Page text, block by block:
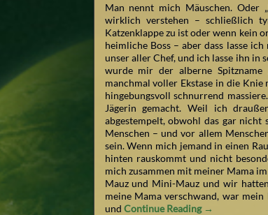
Man nennt mich Mäuschen. Oder
wirklich verstehen – schließlich
Katzenklappe zu ist oder wenn kein
heimliche Boss – aber dass lasse
unser aller Chef, und ich lasse ihn in
wurde mir der alberne Spitzname
manchmal voller Ekstase in die
hingebungsvoll schnurrend
Jägerin gemacht. Weil ich
abgestempelt, obwohl das gar
Menschen – und vor allem
sein. Wenn mich jemand in einen
hinten rauskommt und nicht
mich zusammen mit meiner Mama
Mauz und Mini-Mauz und wir
meine Mama verschwand, war
und Continue Reading →